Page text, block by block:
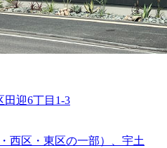
田迎6丁目1-3
西区・東区の一部）、宇土